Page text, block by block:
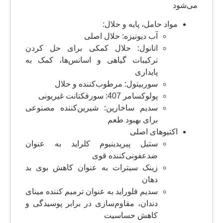
می‌شود
مواد حامل، پایه و حلال:
آب دیونیزه: حلال اصلی
اتانول: حلال کمکی برای حل کردن
ترکیبات گیاهی و اسانس‌ها، کمک به
پایداری
سوربیتول: مرطوب‌کننده و حلال
پولوکسامر 407: سورفکتانت غیریونی
سدیم ساخارین: شیرین‌کننده مصنوعی
برای بهبود طعم
اکتیوهای اصلی
ستیل پیریدینیوم کلراید به عنوان
ضدعفونی‌کننده قوی
زینک سیترات به عنوان کاهش بوی بد
دهان
سدیم فلوراید به عنوان ترمیم کننده مینای
دندان، مقاوم‌سازی در برابر پوسیدگی و
کاهش حساسیت